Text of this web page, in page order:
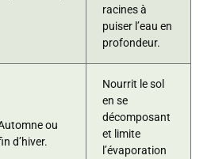
racines à
puiser l’eau en
profondeur.
ou
d’hiver.
Nourrit le sol
en se
décomposant
et limite
l’évaporation